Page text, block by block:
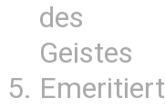
des
Geistes
Emeritiert